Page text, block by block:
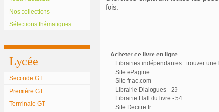
Nos collections
Sélections thématiques
Lycée
Seconde GT
Première GT
Terminale GT
fois.
Acheter ce livre en ligne
Librairies indépendantes : trouver une
Site ePagine
Site fnac.com
Librairie Dialogues - 29
Librairie Hall du livre - 54
Site Decitre.fr